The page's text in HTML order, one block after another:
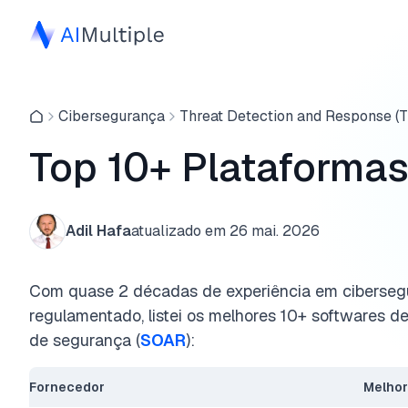
Cibersegurança Threat Detection and Response
Top 10+
Adil Hafaatualizado em 26 mai. 2026
Com quase 2 décadas de experiência em
regulamentado, listei os melhores 10+ softwares
de segurança (SOAR):
Fornecedor